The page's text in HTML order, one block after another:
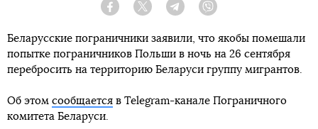
Facebook Twitter Telegram
Беларусские пограничники заявили, что якобы помешали
попытке пограничников Польши в ночь на 26 сентября
перебросить на территорию Беларуси группу мигрантов.
Об этом сообщается в Telegram-канале Пограничного
комитета Беларуси.